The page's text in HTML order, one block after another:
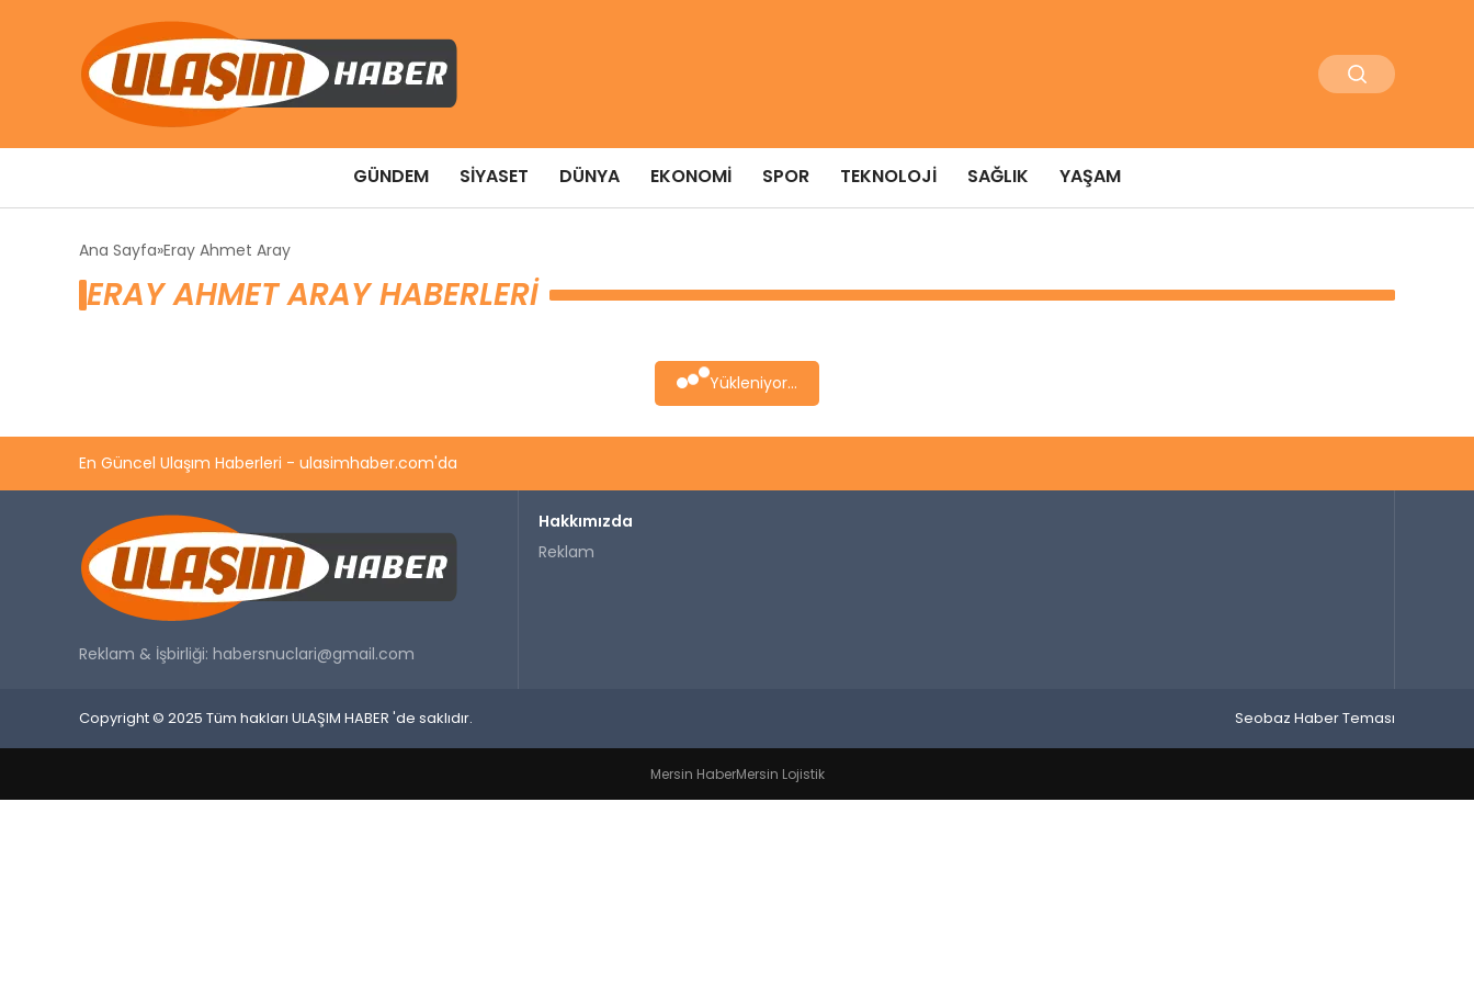
GÜNDEM SIYASET DÜNYA EKONOMI SPOR TEKNOLOJI SAĞLIK YAŞAM
Ana Sayfa Eray Ahmet Aray
ERAY AHMET ARAY HABERLERI
Yükleniyor...
En Güncel Ulaşım Haberleri - ulasimhaber.com'da
Reklam & İşbirliği: habersnuclari@gmail.com
Hakkımızda
Reklam
Copyright © 2025 Tüm hakları ULAŞIM HABER 'de saklıdır. Seobaz Haber Teması
Mersin HaberMersin Lojistik